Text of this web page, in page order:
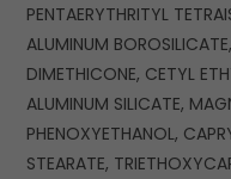
PENTAERYTHRITYL
ALUMINUM
DIMETHICONE, CETYL
ALUMINUM SILICATE,
PHENOXYETHANOL,
STEARATE,